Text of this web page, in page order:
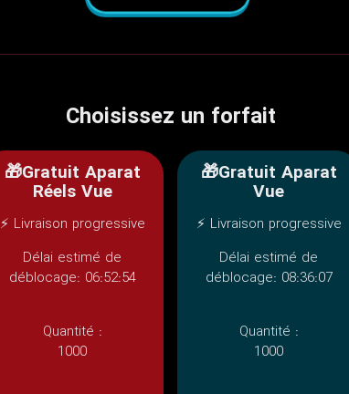
Choisissez un forfait
🎁Gratuit Aparat
Réels Vue
⚡ Livraison progressive
Délai estimé de
déblocage: 06:52:54
Quantité :
1000
🎁Gratuit Aparat
Vue
⚡ Livraison progressive
Délai estimé de
déblocage: 08:36:07
Quantité :
1000